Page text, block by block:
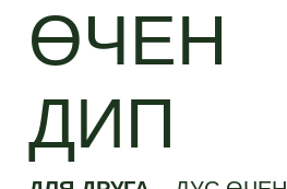
ӨЧЕН
ДИП